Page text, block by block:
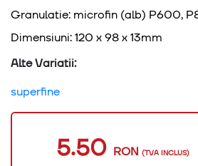
Granulatie: microfin (alb) P600,
Dimensiuni: 120 x 98 x 13mm
Alte Variatii:
superfine
5.50 RON (TVA INCLUS)